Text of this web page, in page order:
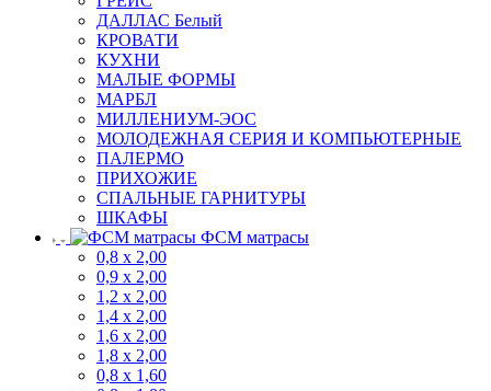
ДАЛЛАС Белый
КРОВАТИ
КУХНИ
МАЛЫЕ ФОРМЫ
МАРБЛ
МИЛЛЕНИУМ-ЭОС
МОЛОДЕЖНАЯ СЕРИЯ И КОМПЬЮТЕРНЫЕ
ПАЛЕРМО
ПРИХОЖИЕ
СПАЛЬНЫЕ ГАРНИТУРЫ
ШКАФЫ
ФСМ матрасы
0,8 х 2,00
0,9 х 2,00
1,2 х 2,00
1,4 х 2,00
1,6 х 2,00
1,8 х 2,00
0,8 х 1,60